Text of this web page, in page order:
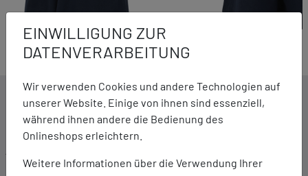
EINWILLIGUNG ZUR
DATENVERARBEITUNG
Wir verwenden Cookies und andere Technologien auf
unserer Website. Einige von ihnen sind essenziell,
während ihnen andere die Bedienung des
Onlineshops erleichtern.
Weitere Informationen über die Verwendung Ihrer
DETAILS ZUM PRODUKT
Leichtes Gewebe Baumwoll-/Leinenmix, 110 g/m²